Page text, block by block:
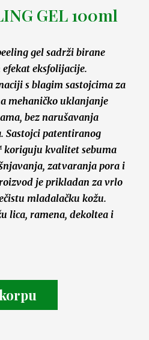
GEL 100ml
gel sadrži birane
eksfolijacije.
s blagim sastojcima za
mehaničko uklanjanje
bez narušavanja
Sastojci patentiranog
kvalitet sebuma
zatvaranja pora i
je prikladan za vrlo
mladalačku kožu.
lica, ramena, dekoltea i